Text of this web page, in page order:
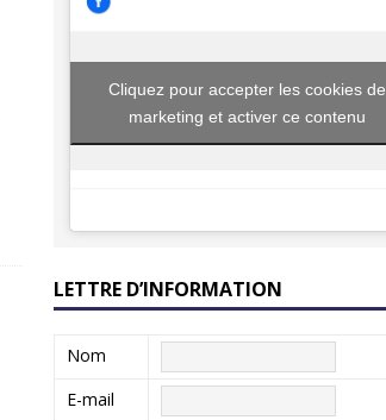
Cliquez pour accepter les cookies de
marketing et activer ce contenu
LETTRE D’INFORMATION
Nom
E-mail